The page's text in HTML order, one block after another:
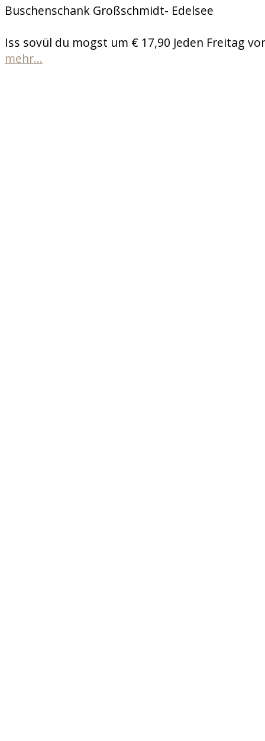
Buschenschank Großschmidt- Edelsee
Iss sovül du mogst um € 17,90 Jeden Freitag
mehr...